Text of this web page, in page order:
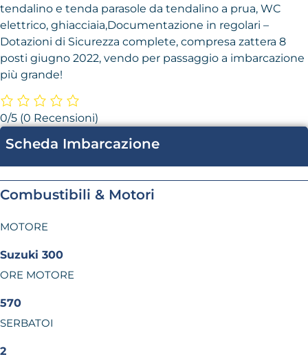
tendalino e tenda parasole da tendalino a prua, WC
elettrico, ghiacciaia,Documentazione in regolari –
Dotazioni di Sicurezza complete, compresa zattera 8
posti giugno 2022, vendo per passaggio a imbarcazione
più grande!
0/5 (0 Recensioni)
Scheda Imbarcazione
Combustibili & Motori
MOTORE
Suzuki 300
ORE MOTORE
570
SERBATOI
2